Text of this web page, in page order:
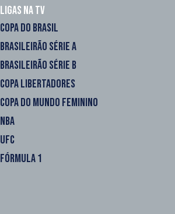
Ligas na TV
COPA DO BRASIL
BRASILEIRÃO SÉRIE A
BRASILEIRÃO SÉRIE B
COPA LIBERTADORES
COPA DO MUNDO FEMININO
NBA
UFC
FÓRMULA 1